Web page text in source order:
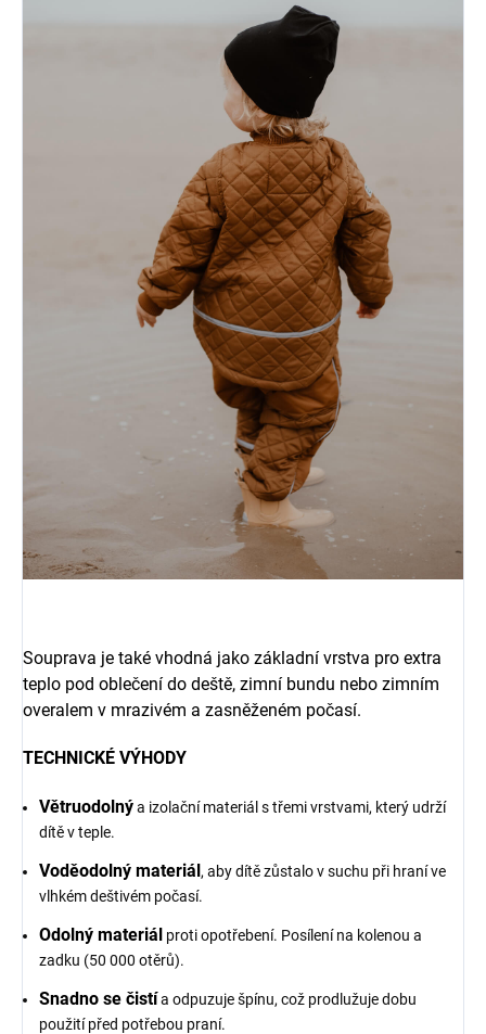
Souprava je také vhodná jako základní vrstva pro extra
teplo pod oblečení do deště, zimní bundu nebo zimním
overalem v mrazivém a zasněženém počasí.
TECHNICKÉ VÝHODY
Větruodolnýa izolační materiál s třemi vrstvami, který udrží
dítě v teple.
Voděodolný materiál, aby dítě zůstalo v suchu při hraní ve
vlhkém deštivém počasí.
Odolný materiál proti opotřebení. Posílení na kolenou a
zadku (50 000 otěrů).
Snadno se čistía odpuzuje špínu, což prodlužuje dobu
použití před potřebou praní.